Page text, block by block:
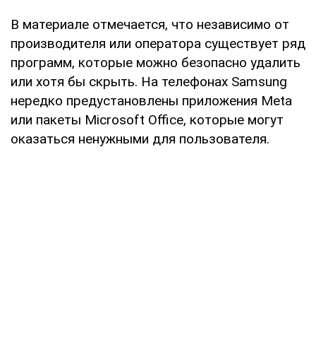
В материале отмечается, что независимо от
производителя или оператора существует ряд
программ, которые можно безопасно удалить
или хотя бы скрыть. На телефонах Samsung
нередко предустановлены приложения Meta
или пакеты Microsoft Office, которые могут
оказаться ненужными для пользователя.